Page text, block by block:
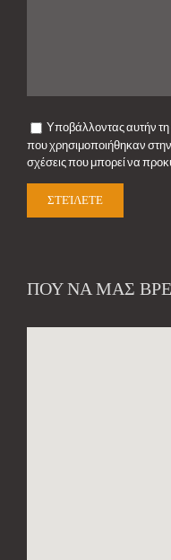
Υποβάλλοντας αυτήν τη
που χρησιμοποιήθηκαν στην
σχέσεις που μπορεί να
ΠΟΥ ΝΑ ΜΑΣ